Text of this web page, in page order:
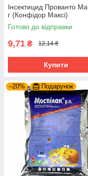
Інсектицид Прованто
г (Конфідор Максі)
Готово до відправки
9,71 ₴ 12,14 ₴
Купити
–20% Подарунок